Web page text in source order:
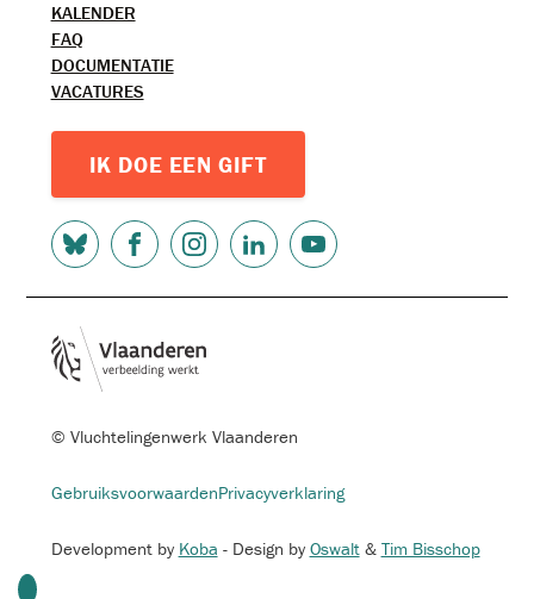
KALENDER
FAQ
DOCUMENTATIE
VACATURES
IK DOE EEN GIFT
SOCIAL
MEDIA
© Vluchtelingenwerk Vlaanderen
FOOTER-
MENU
GebruiksvoorwaardenPrivacyverklaring
Development by Koba - Design by Oswalt& Tim Bisschop